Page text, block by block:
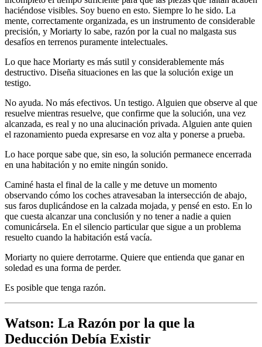
haciéndose visibles. Soy bueno en esto. Siempre lo he sido. La
mente, correctamente organizada, es un instrumento de considerable
precisión, y Moriarty lo sabe, razón por la cual no malgasta sus
desafíos en terrenos puramente intelectuales.
Lo que hace Moriarty es más sutil y considerablemente más
destructivo. Diseña situaciones en las que la solución exige un
testigo.
No ayuda. No más efectivos. Un testigo. Alguien que observe al que
resuelve mientras resuelve, que confirme que la solución, una vez
alcanzada, es real y no una alucinación privada. Alguien ante quien
el razonamiento pueda expresarse en voz alta y ponerse a prueba.
Lo hace porque sabe que, sin eso, la solución permanece encerrada
en una habitación y no emite ningún sonido.
Caminé hasta el final de la calle y me detuve un momento
observando cómo los coches atravesaban la intersección de abajo,
sus faros duplicándose en la calzada mojada, y pensé en esto. En lo
que cuesta alcanzar una conclusión y no tener a nadie a quien
comunicársela. En el silencio particular que sigue a un problema
resuelto cuando la habitación está vacía.
Moriarty no quiere derrotarme. Quiere que entienda que ganar en
soledad es una forma de perder.
Es posible que tenga razón.
Watson: La Razón por la que la
Deducción Debía Existir